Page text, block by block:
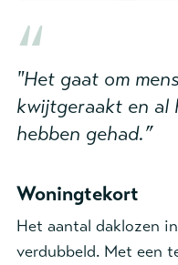
"Het gaat om
kwijtgeraakt en al
hebben gehad.”
Woningtekort
Het aantal daklozen
verdubbeld. Met een